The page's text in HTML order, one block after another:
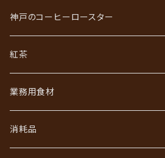
神戸珈琲散策
ジュエリーコーヒーシリーズ
あなただけのブレンド
初回限定お試しセット
神戸珈琲散策ギフト
ワールドコーヒーギフト
コーヒーバッグ（ドリップ）ギフト
インスタントコーヒーギフト
神戸のコーヒーロースター
紅茶
業務用食材
フレッシュ・シュガー・ガムシロ
消耗品